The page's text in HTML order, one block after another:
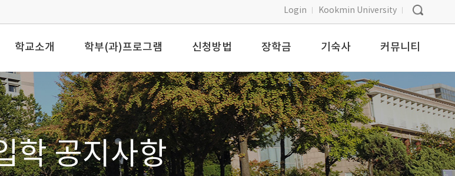
Login Kookmin University
학교소개 학부(과)프로그램 신청방법 장학금 기숙사 커뮤니티
학 공지사항